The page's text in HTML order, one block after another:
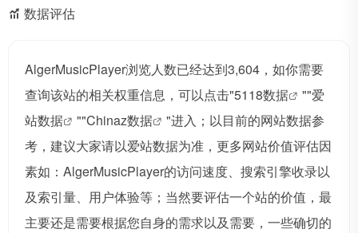
数据评估
AlgerMusicPlayer浏览人数已经达到3,604，如你需要
查询该站的相关权重信息，可以点击"5118数据 ""爱
站数据
""Chinaz数据
"进入；以目前的网站数据参
考，建议大家请以爱站数据为准，更多网站价值评估因
素如：AlgerMusicPlayer的访问速度、搜索引擎收录以
及索引量、用户体验等；当然要评估一个站的价值，最
主要还是需要根据您自身的需求以及需要，一些确切的